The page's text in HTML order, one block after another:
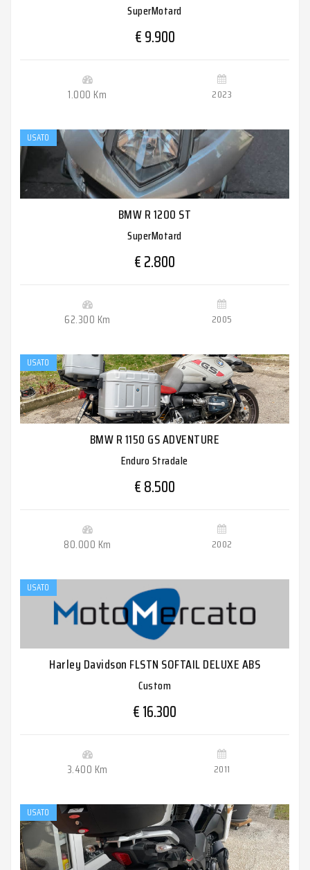
SuperMotard
€ 9.900
1.000 Km 2023
USATO
BMW R 1200 ST
SuperMotard
€ 2.800
62.300 Km 2005
USATO
BMW R 1150 GS ADVENTURE
Enduro Stradale
€ 8.500
80.000 Km 2002
USATO
Harley Davidson FLSTN SOFTAIL DELUXE ABS
Custom
€ 16.300
3.400 Km 2011
USATO